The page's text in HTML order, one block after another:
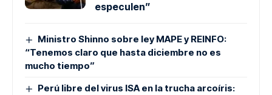
especulen”
Ministro Shinno sobre ley MAPE y REINFO:
“Tenemos claro que hasta diciembre no es
mucho tiempo”
Perú libre del virus ISA en la trucha arcoíris: